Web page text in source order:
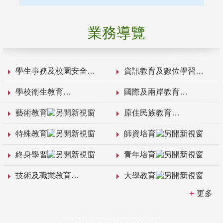
業務導覽
學生事務及校園安全 資訊教育及數位學習
學校衛生教育 國際及兩岸教育
藝術教育 原住民族教育
特殊教育 師資培育
終身學習 青年培育
技術及職業教育 大學教育
更多